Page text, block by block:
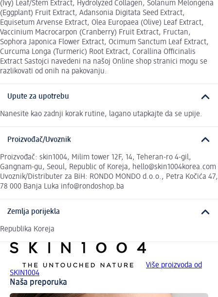
(Ivy) Leaf/Stem Extract, Hydrolyzed Collagen, Solanum Melongena
(Eggplant) Fruit Extract, Adansonia Digitata Seed Extract,
Equisetum Arvense Extract, Olea Europaea (Olive) Leaf Extract,
Vaccinium Macrocarpon (Cranberry) Fruit Extract, Fructan,
Sophora Japonica Flower Extract, Ocimum Sanctum Leaf Extract,
Curcuma Longa (Turmeric) Root Extract, Corallina Officinalis
Extract Sastojci navedeni na našoj Online shop stranici mogu se
razlikovati od onih na pakovanju.
Upute za upotrebu
Nanesite kao zadnji korak rutine, lagano utapkajte da se upije.
Proizvođač/Uvoznik
Proizvođač: skin1004, Milim tower 12F, 14, Teheran-ro 4-gil,
Gangnam-gu, Seoul, Republic of Koreja, hello@skin1004korea.com
Uvoznik/Distributer za BiH: RONDO MONDO d.o.o., Petra Kočića 47,
78 000 Banja Luka info@rondoshop.ba
Zemlja porijekla
Republika Koreja
Više proizvoda od
SKIN1004
Naša preporuka